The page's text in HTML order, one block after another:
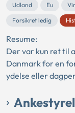
Udland
Eu
Forsikret ledig
Resume:
Der var kun ret til
Danmark for en
ydelse eller